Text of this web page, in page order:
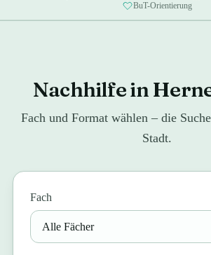
BuT-Orientierung
Nachhilfe in
Fach und Format wählen – die
Stadt.
Fach